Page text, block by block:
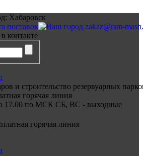
Хабаровск
поставок
zakaz@rsm-
и строительство резервуарных
горячая линия
17.00 по МСК СБ, ВС - выходные
горячая линия